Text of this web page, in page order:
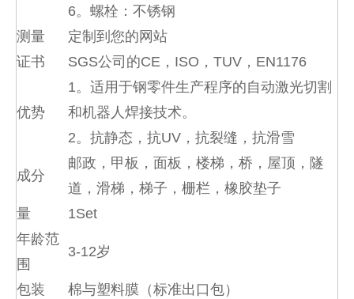
6。螺栓：不锈钢
测量
定制到您的网站
证书
SGS公司的CE，ISO，TUV，EN1176
优势
1。适用于钢零件生产程序的自动激光切割
和机器人焊接技术。
2。抗静态，抗UV，抗裂缝，抗滑雪
成分
邮政，甲板，面板，楼梯，桥，屋顶，隧
道，滑梯，梯子，栅栏，橡胶垫子
量
1Set
年龄范
围
3-12岁
包装 棉与塑料膜（标准出口包）